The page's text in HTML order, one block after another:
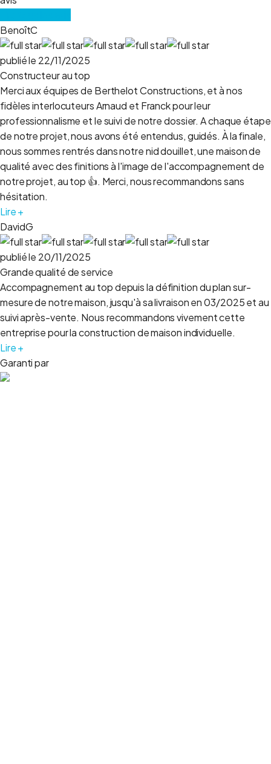
BenoîtC
publié le 22/11/2025
Constructeur au top
Merci aux équipes de Berthelot Constructions, et à nos
fidèles interlocuteurs Arnaud et Franck pour leur
professionnalisme et le suivi de notre dossier. A chaque étape
de notre projet, nous avons été entendus, guidés. À la finale,
nous sommes rentrés dans notre nid douillet, une maison de
qualité avec des finitions à l'image de l'accompagnement de
notre projet, au top 👍. Merci, nous recommandons sans
hésitation.
Lire +
DavidG
publié le 20/11/2025
Grande qualité de service
Accompagnement au top depuis la définition du plan sur-
mesure de notre maison, jusqu'à sa livraison en 03/2025 et au
suivi après-vente. Nous recommandons vivement cette
entreprise pour la construction de maison individuelle.
Lire +
Garanti par